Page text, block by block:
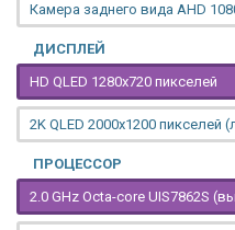
Камера заднего вида AHD
ДИСПЛЕЙ
HD QLED 1280x720 пикселей
2K QLED 2000х1200 пикселей
ПРОЦЕССОР
2.0 GHz Octa-core UIS7862S